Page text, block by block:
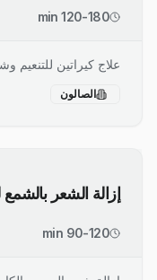
120-180 min
علاج كيراتين للتنعيم
الصالون
إزالة الشعر
90-120 min